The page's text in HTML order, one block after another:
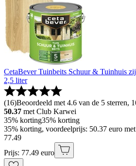
CetaBever Tuinbeits Schuur & Tuinhuis
2,5 liter
(16)Beoordeeld met 4.6 van de 5 sterren,
50.37 met Club Karwei
35% korting35% korting
35% korting, voordeelprijs: 50.37 euro
77.49
Prijs: 77.49 euro